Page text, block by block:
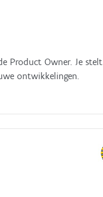
Product Owner. Je stelt
ontwikkelingen.